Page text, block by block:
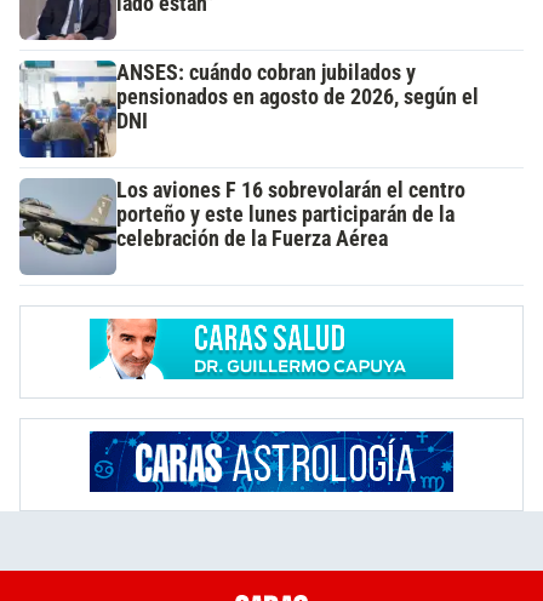
ANSES: cuándo cobran jubilados y
pensionados en agosto de 2026, según el
DNI
Los aviones F 16 sobrevolarán el centro
porteño y este lunes participarán de la
celebración de la Fuerza Aérea